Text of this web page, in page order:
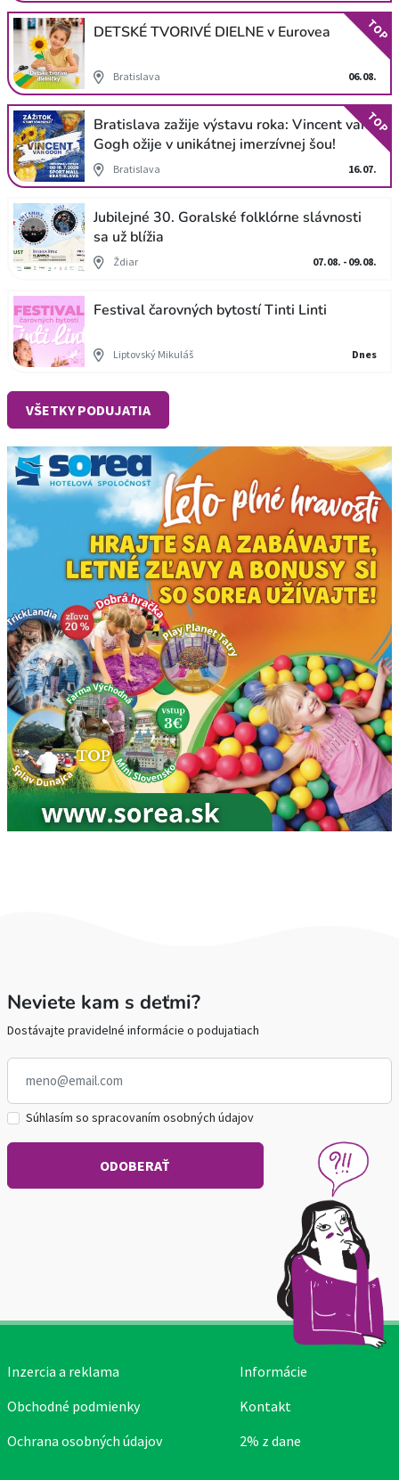
DETSKÉ TVORIVÉ DIELNE v Eurovea
Bratislava 06.08.
TOP
Bratislava zažije výstavu roka: Vincent van
Gogh ožije v unikátnej imerzívnej šou!
Bratislava 16.07.
TOP
Jubilejné 30. Goralské folklórne slávnosti
sa už blížia
Ždiar 07.08. - 09.08.
Festival čarovných bytostí Tinti Linti
Liptovský Mikuláš Dnes
VŠETKY PODUJATIA
Neviete kam s deťmi?
Dostávajte pravidelné informácie o podujatiach
Súhlasím so spracovaním osobných údajov
Inzercia a reklama
Obchodné podmienky
Ochrana osobných údajov
Informácie
Kontakt
2% z dane